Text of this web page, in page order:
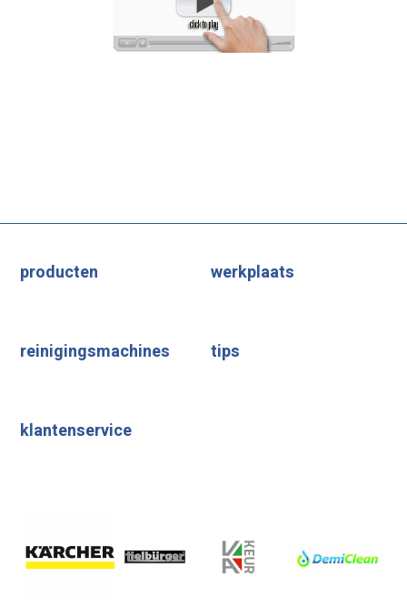
producten werkplaats
reinigingsmachines tips
klantenservice